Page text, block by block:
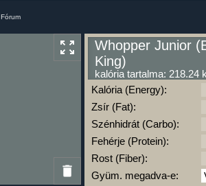
Fórum
Whopper Junior
King)
kalória tartalma: 218.24
Kalória (Energy):
Zsír (Fat):
Szénhidrát (Carbo):
Fehérje (Protein):
Rost (Fiber):
Gyüm. megadva-e: